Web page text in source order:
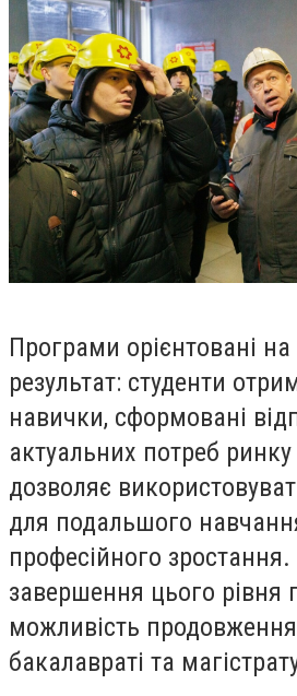
Програми орієнтовані
результат: студенти
навички, сформовані
актуальних потреб
дозволяє
для подальшого
професійного зростання.
завершення цього рівня
можливість
бакалавраті та